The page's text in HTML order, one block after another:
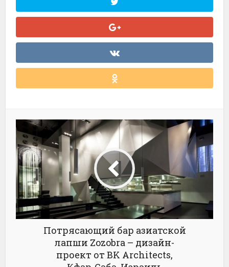
Потрясающий бар азиатской
лапши Zozobra – дизайн-
проект от BK Architects,